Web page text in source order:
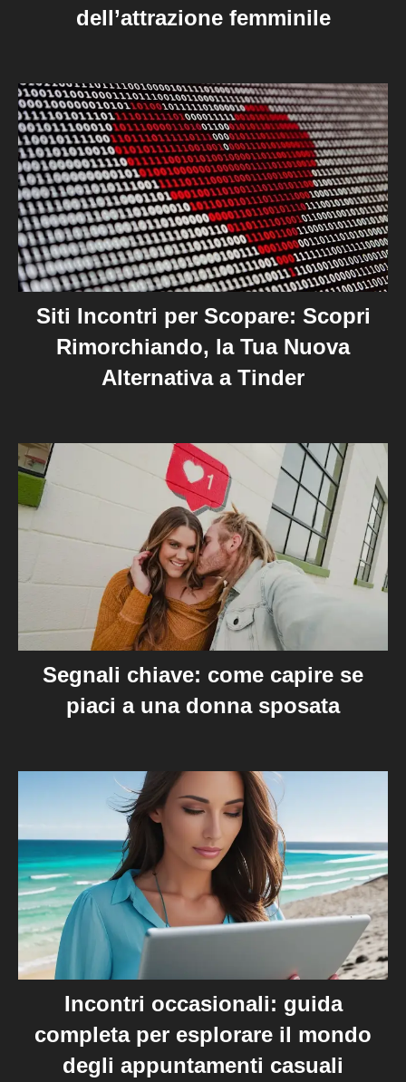
dell’attrazione femminile
Siti Incontri per Scopare: Scopri
Rimorchiando, la Tua Nuova
Alternativa a Tinder
Segnali chiave: come capire se
piaci a una donna sposata
Incontri occasionali: guida
completa per esplorare il mondo
degli appuntamenti casuali